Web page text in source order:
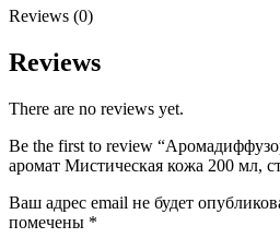
Reviews (0)
Reviews
There are no reviews yet.
Be the first to review
аромат Мистическая кожа 200 мл,
Ваш адрес email не будет
помечены *